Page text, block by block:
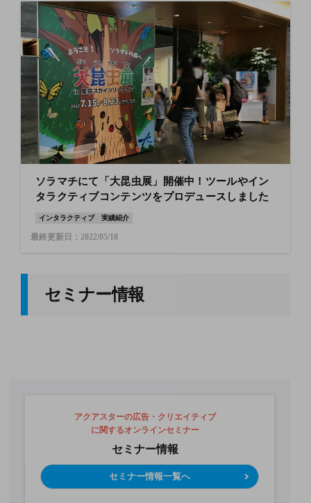
ソラマチにて「大昆虫展」開催中！ツールやイン
タラクティブコンテンツをプロデュースしました
インタラクティブ 実績紹介
最終更新日：2022/05/18
セミナー情報
アクアスターの広告・クリエイティブ
に関するオンラインセミナー
セミナー情報
セミナー情報一覧へ